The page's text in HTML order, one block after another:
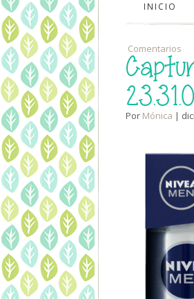
INICIO
Comentarios
Por Mónica |